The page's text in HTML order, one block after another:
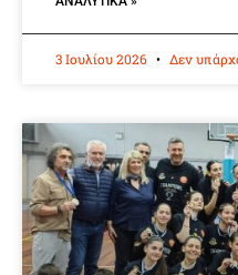
3 Ιουλίου 2026 Δεν